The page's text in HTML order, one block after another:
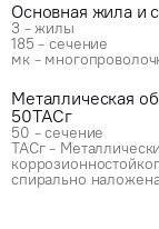
Основная жила и
3 - жилы
185 - сечение
мк -
Металлическая
50ТАСг
50 - сечение
ТАСг -
спирально